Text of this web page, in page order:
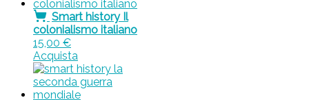
Smart history Il
colonialismo italiano
15,00 €
Acquista